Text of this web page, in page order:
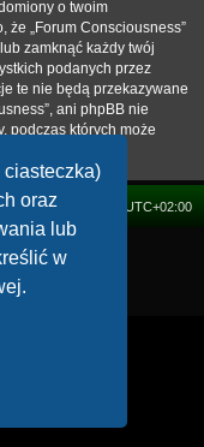
ciasteczka)
oraz
lub
w
o twoim
że „Forum Consciousness”
zamknąć każdy twój
podanych przez
te nie będą przekazywane
ani phpBB nie
podczas których może
Strefa czasowa UTC+02:00
© phpBB Limited
|Regulamin